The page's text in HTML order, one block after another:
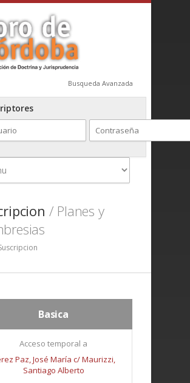
Busqueda Avanzada
/ Planes y
Basica
Acceso temporal a
Paz, José María c/ Maurizzi,
Santiago Alberto